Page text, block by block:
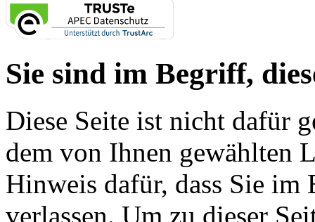
Sie sind im Begriff,
Diese Seite ist nicht dafür
dem von Ihnen gewählten
Hinweis dafür, dass Sie im
verlassen. Um zu dieser